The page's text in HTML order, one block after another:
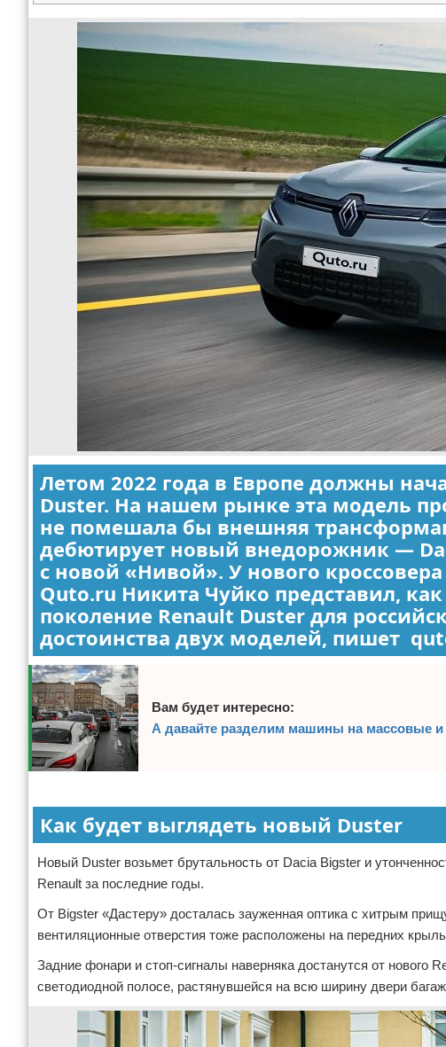
Летом 2022 года в Европе должны
Duster. На нашем рынке эта модель
не помешала бы внешняя
дебютирует новый внедорожник —
с новой «Нивой». У нового
Quto.ru Никита Чуйко представил,
поколение Renault Duster для
достоинства двух моделей, пишет
Вам будет интересно:
А давайте разделим машины на массовые
Как будет выглядеть новый Duster
Новый Duster возьмет брутальность от Dacia Bigster и
Renault за последние годы.
От Bigster «Дастеру» досталась зауженная оптика с хитрым
вентиляционные отверстия тоже расположены на передних
Задние фонари и стоп-сигналы наверняка достанутся от нового
светодиодной полосе, растянувшейся на всю ширину двери